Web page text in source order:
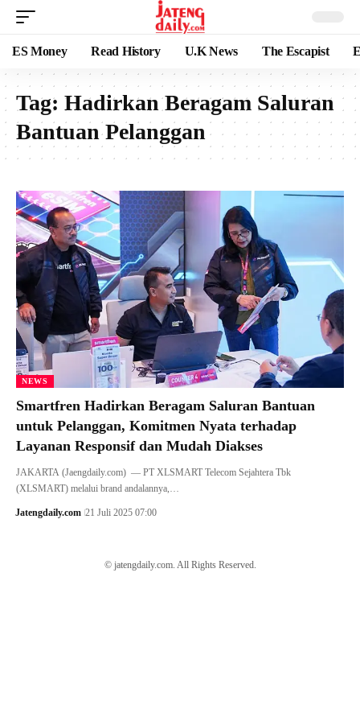
ES Money Read History U.K News The Escapist
Tag: Hadirkan Beragam Saluran
Bantuan Pelanggan
NEWS
Smartfren Hadirkan Beragam Saluran Bantuan
untuk Pelanggan, Komitmen Nyata terhadap
Layanan Responsif dan Mudah Diakses
JAKARTA (Jaengdaily.com) — PT XLSMART Telecom Sejahtera Tbk
(XLSMART) melalui brand andalannya,…
Jatengdaily.com 21 Juli 2025 07:00
© jatengdaily.com. All Rights Reserved.